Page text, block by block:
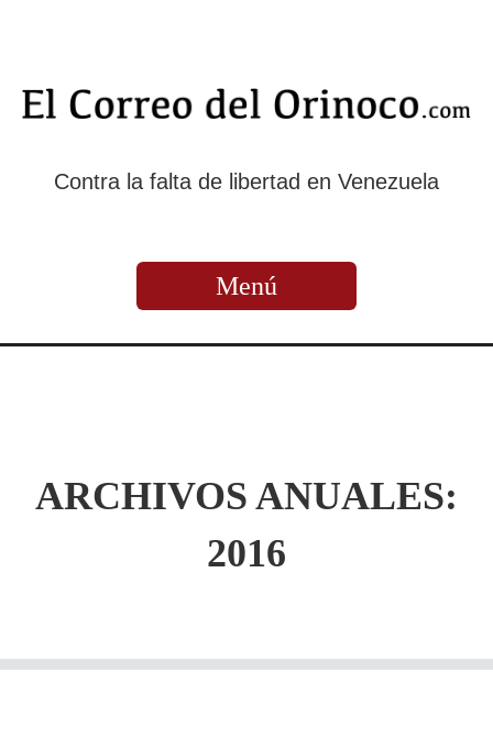
Contra la falta de libertad en Venezuela
Menú
ARCHIVOS ANUALES:
2016